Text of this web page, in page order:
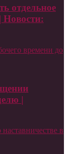
отдельное
Новости:
времени до
|
в